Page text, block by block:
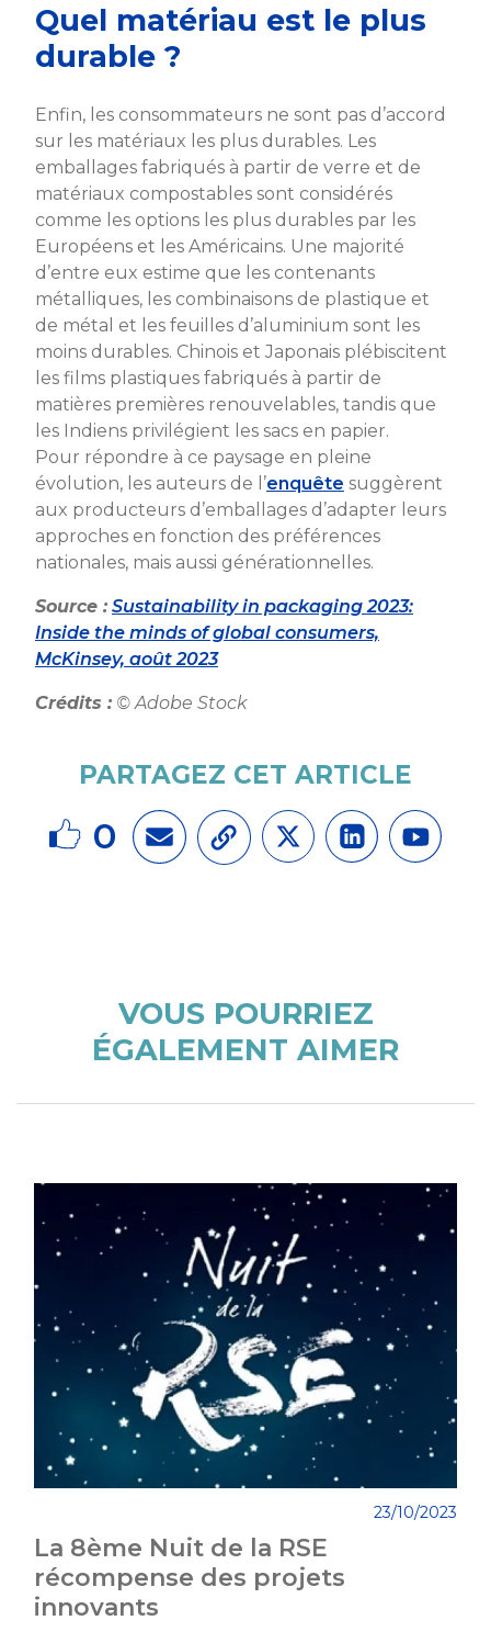
Quel matériau est le plus
durable ?
Enfin, les consommateurs ne sont pas d’accord
sur les matériaux les plus durables. Les
emballages fabriqués à partir de verre et de
matériaux compostables sont considérés
comme les options les plus durables par les
Européens et les Américains. Une majorité
d’entre eux estime que les contenants
métalliques, les combinaisons de plastique et
de métal et les feuilles d’aluminium sont les
moins durables. Chinois et Japonais plébiscitent
les films plastiques fabriqués à partir de
matières premières renouvelables, tandis que
les Indiens privilégient les sacs en papier.
Pour répondre à ce paysage en pleine
évolution, les auteurs de l’enquête suggèrent
aux producteurs d’emballages d’adapter leurs
approches en fonction des préférences
nationales, mais aussi générationnelles.
Source : Sustainability in packaging 2023:
Inside the minds of global consumers,
McKinsey, août 2023
Crédits :© Adobe Stock
PARTAGEZ CET ARTICLE
0
VOUS POURRIEZ
ÉGALEMENT AIMER
La 8ème Nuit de la RSE
récompense des projets
innovants
23/10/2023